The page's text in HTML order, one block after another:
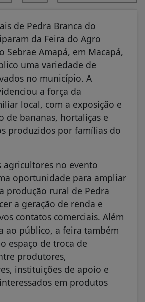
de Pedra Branca do
da Feira do Agro
Sebrae Amapá, em Macapá,
uma variedade de
no município. A
a força da
local, com a exposição e
de bananas, hortaliças e
produzidos por famílias do
agricultores no evento
oportunidade para ampliar
produção rural de Pedra
a geração de renda e
contatos comerciais. Além
ao público, a feira também
espaço de troca de
produtores,
instituições de apoio e
em produtos